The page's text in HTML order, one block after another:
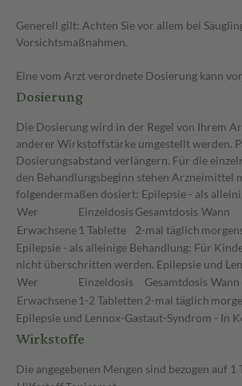
Generell gilt: Achten Sie vor allem bei
Vorsichtsmaßnahmen.
Eine vom Arzt verordnete Dosierung kann
Dosierung
Die Dosierung wird in der Regel von Ihrem
anderer Wirkstoffstärke umgestellt werden.
Dosierungsabstand verlängern. Für die
den Behandlungsbeginn stehen Arzneimittel
folgendermaßen dosiert: Epilepsie - als
Wer
Einzeldosis Gesamtdosis Wann
Erwachsene 1 Tablette 2-mal täglich
Epilepsie - als alleinige Behandlung: Für
nicht überschritten werden. Epilepsie und
Wer
Einzeldosis Gesamtdosis Wann
Erwachsene 1-2 Tabletten 2-mal täglich
Epilepsie und Lennox-Gastaut-Syndrom -
Wirkstoffe
Die angegebenen Mengen sind bezogen auf 1